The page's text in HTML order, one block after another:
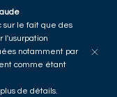
sur le fait que des
l'usurpation
notamment par
comme étant
de détails.
les articles